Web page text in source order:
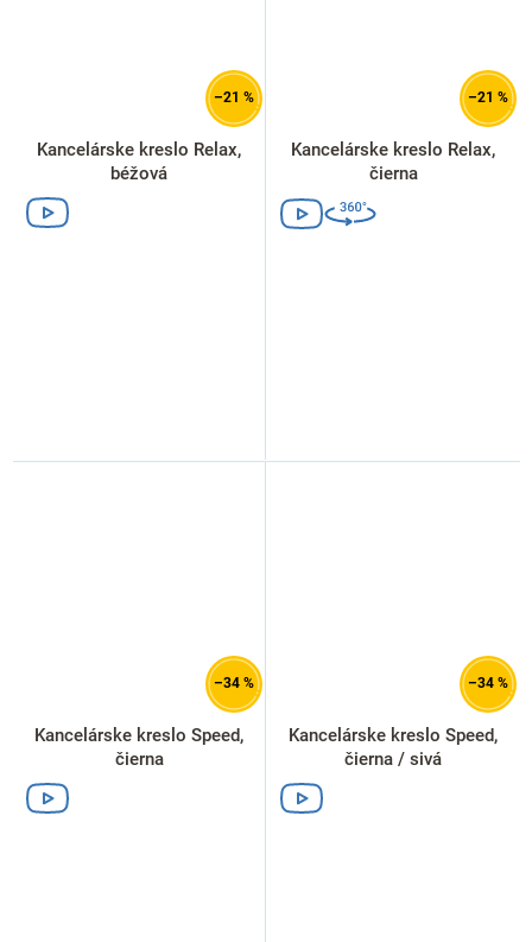
–21 %
Kancelárske kreslo Relax,
béžová
–21 %
Kancelárske kreslo Relax,
čierna
–34 %
Kancelárske kreslo Speed,
čierna
–34 %
Kancelárske kreslo Speed,
čierna / sivá